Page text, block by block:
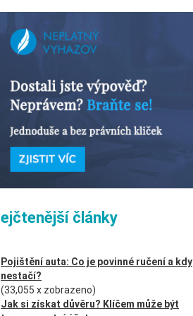
články
Pojištění auta: Co je povinné ručení a kdy
nestačí?
(33,055 x zobrazeno)
Jak si získat důvěru? Klíčem může být